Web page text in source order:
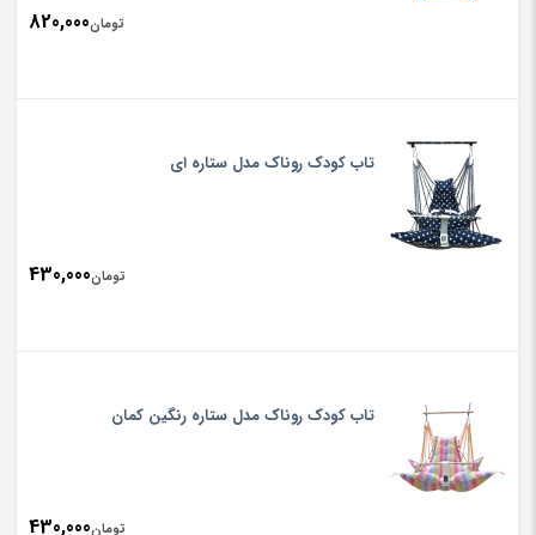
تومان820,000
تاب کودک روناک مدل ستاره ای
تومان430,000
تاب کودک روناک مدل ستاره رنگین کمان
تومان430,000